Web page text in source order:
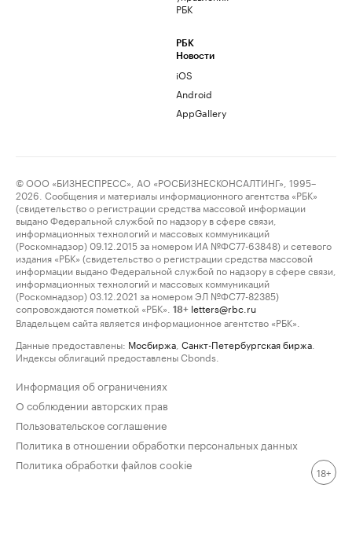
РБК
РБК
Новости
iOS
Android
AppGallery
© ООО «БИЗНЕСПРЕСС», АО «РОСБИЗНЕСКОНСАЛТИНГ», 1995–
2026. Сообщения и материалы информационного агентства «РБК»
(свидетельство о регистрации средства массовой информации
выдано Федеральной службой по надзору в сфере связи,
информационных технологий и массовых коммуникаций
(Роскомнадзор) 09.12.2015 за номером ИА №ФС77-63848) и сетевого
издания «РБК» (свидетельство о регистрации средства массовой
информации выдано Федеральной службой по надзору в сфере связи,
информационных технологий и массовых коммуникаций
(Роскомнадзор) 03.12.2021 за номером ЭЛ №ФС77-82385)
сопровождаются пометкой «РБК».
18+ letters@rbc.ru
Владельцем сайта является информационное агентство «РБК».
Данные предоставлены: Мосбиржа Санкт-Петербургская биржа
Индексы облигаций предоставлены Cbonds.
Информация об ограничениях
О соблюдении авторских прав
Пользовательское соглашение
Политика в отношении обработки персональных данных
Политика обработки файлов cookie
18+